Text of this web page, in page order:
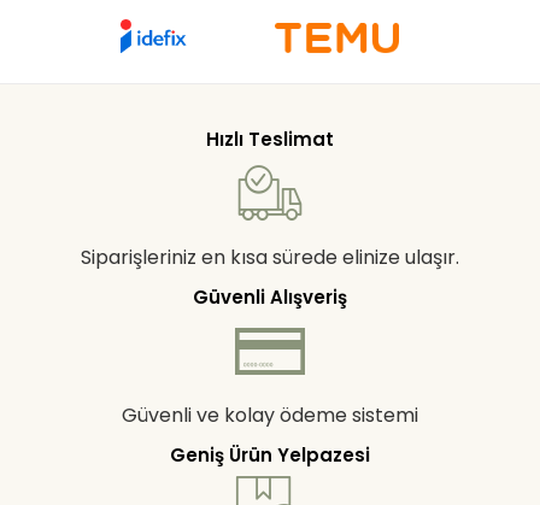
Hızlı Teslimat
Siparişleriniz en kısa sürede elinize ulaşır.
Güvenli Alışveriş
Güvenli ve kolay ödeme sistemi
Geniş Ürün Yelpazesi